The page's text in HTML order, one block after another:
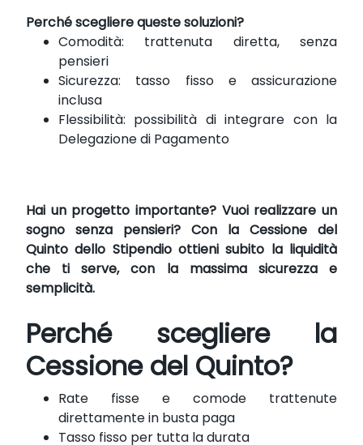
Perché scegliere queste soluzioni?
Comodità: trattenuta diretta, senza
pensieri
Sicurezza: tasso fisso e assicurazione
inclusa
Flessibilità: possibilità di integrare con la
Delegazione di Pagamento
Hai un progetto importante? Vuoi realizzare un
sogno senza pensieri? Con la Cessione del
Quinto dello Stipendio ottieni subito la liquidità
che ti serve, con la massima sicurezza e
semplicità.
Perché scegliere la
Cessione del Quinto?
Rate fisse e comode trattenute
direttamente in busta paga
Tasso fisso per tutta la durata